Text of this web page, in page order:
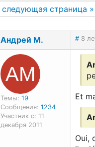
следующая страница »
Андрей М. # 8
АМ
Темы: 19
Сообщения: 1234
Участник с: 11
декабря 2011
Et
Oui,